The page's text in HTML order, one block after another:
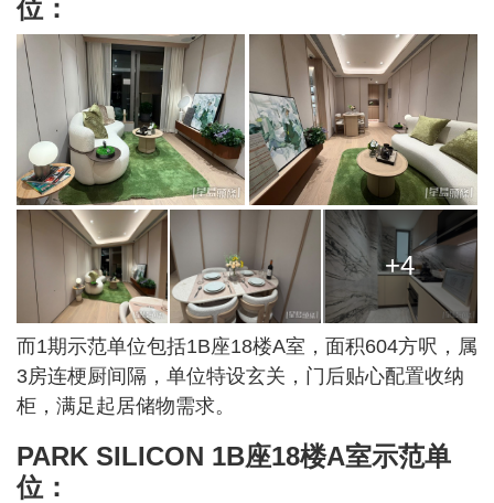
位：
+4
而1期示范单位包括1B座18楼A室，面积604方呎，属
3房连梗厨间隔，单位特设玄关，门后贴心配置收纳
柜，满足起居储物需求。
PARK SILICON 1B座18楼A室示范单
位：